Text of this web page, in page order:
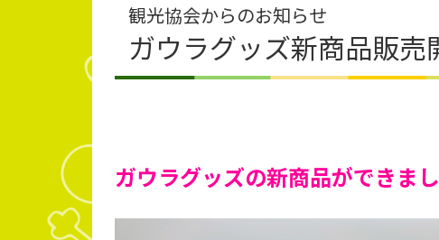
観光協会からのお知らせ
ガウラグッズ新商品販売
ガウラグッズの新商品ができま